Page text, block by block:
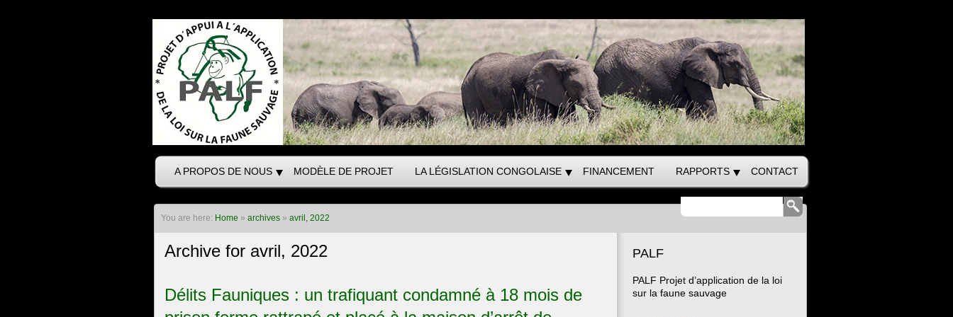
A PROPOS DE NOUS MODÈLE DE PROJET LA LÉGISLATION CONGOLAISE FINANCEMENT RAPPORTS CONTACT
You are here: Home » archives» avril, 2022
Archive for avril, 2022
Délits Fauniques : un trafiquant condamné à 18 mois de
PALF
PALF Projet d’application de la loi
sur la faune sauvage